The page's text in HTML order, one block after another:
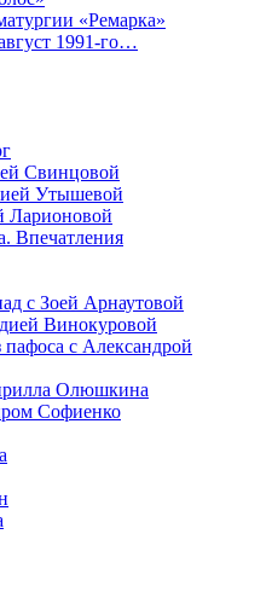
«Ремарка»
1991-го…
Свинцовой
Утышевой
Ларионовой
Впечатления
с Зоей Арнаутовой
Винокуровой
с Александрой
Олюшкина
Софиенко